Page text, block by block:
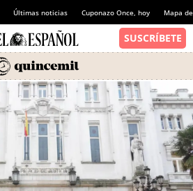
Últimas noticias Cuponazo Once, hoy Mapa